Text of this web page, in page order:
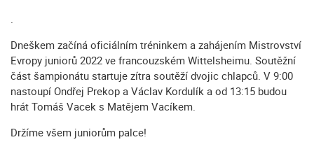
Dneškem začíná oficiálním tréninkem a zahájením Mistrovství
Evropy juniorů 2022 ve francouzském Wittelsheimu. Soutěžní
část šampionátu startuje zítra soutěží dvojic chlapců. V 9:00
nastoupí Ondřej Prekop a Václav Kordulík a od 13:15 budou
hrát Tomáš Vacek s Matějem Vacíkem.
Držíme všem juniorům palce!